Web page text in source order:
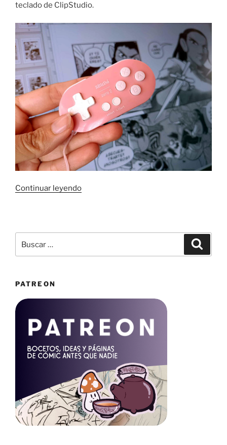
teclado de ClipStudio.
Continuar leyendo«Trucos
por:
PATREON